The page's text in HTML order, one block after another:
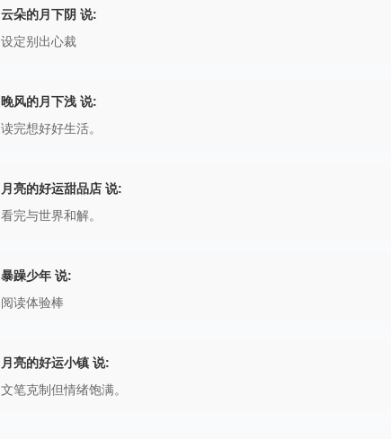
云朵的月下阴 说:
设定别出心裁
晚风的月下浅 说:
读完想好好生活。
月亮的好运甜品店 说:
看完与世界和解。
暴躁少年 说:
阅读体验棒
月亮的好运小镇 说:
文笔克制但情绪饱满。